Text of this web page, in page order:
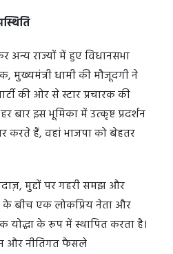
राज्यों में हुए विधानसभा
मुख्यमंत्री धामी की मौजूदगी ने
की ओर से स्टार प्रचारक की
बार इस भूमिका में उत्कृष्ट प्रदर्शन
करते हैं, वहां भाजपा को बेहतर
मुद्दों पर गहरी समझ और
बीच एक लोकप्रिय नेता और
के रूप में स्थापित करता है।
और नीतिगत फैसले